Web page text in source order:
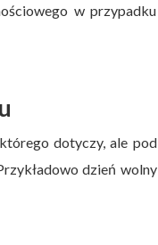
w przypadku
dotyczy, ale pod
dzień wolny